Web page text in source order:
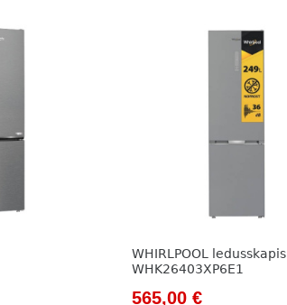
WHIRLPOOL ledusskapis
WHK26403XP6E1
Original
565,00€Current